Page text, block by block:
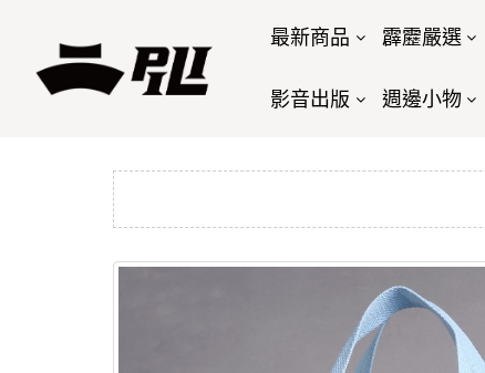
最新商品 霹靂嚴選
影音出版 週邊小物